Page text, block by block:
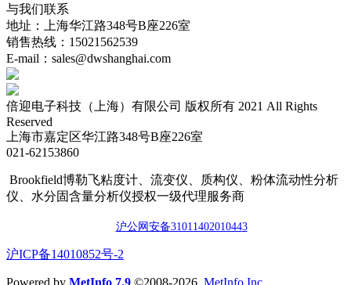
与我们联系
地址：上海华江路348号B座226室
销售热线：15021562539
E-mail：sales@dwshanghai.com
倍迎电子科技（上海）有限公司 版权所有 2021 All Rights
Reserved
上海市嘉定区华江路348号B座226室
021-62153860
Brookfield博勒飞粘度计、流变仪、质构仪、粉体流动性分析
仪、水分固含量分析仪授权一级代理服务商
沪公网安备31011402010443
​沪ICP备14010852号-2